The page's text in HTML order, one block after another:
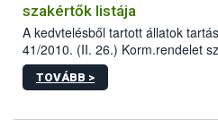
szakértők listája
A kedvtelésből tartott állatok
41/2010. (II. 26.) Korm.rendelet
sérülés, illetve ennek veszélye
hatósági feladatokat, valamint a
vonni az ebek viselkedésének
TOVÁBB >